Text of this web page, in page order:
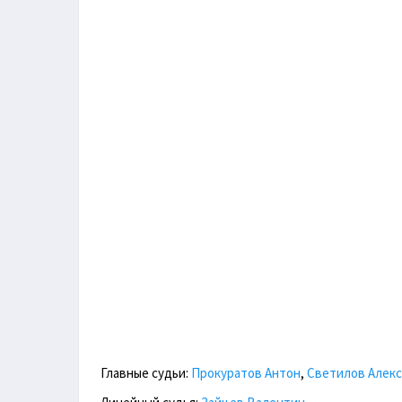
Главные судьи: Прокуратов Антон, Светилов